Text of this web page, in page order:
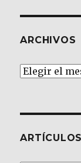
ARCHIVOS
Archivos